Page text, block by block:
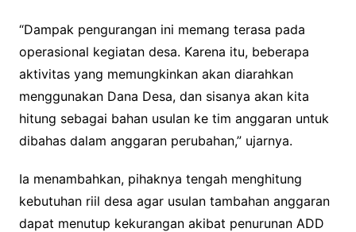
“Dampak pengurangan ini memang terasa pada
operasional kegiatan desa. Karena itu, beberapa
aktivitas yang memungkinkan akan diarahkan
menggunakan Dana Desa, dan sisanya akan kita
hitung sebagai bahan usulan ke tim anggaran untuk
dibahas dalam anggaran perubahan,” ujarnya.
Ia menambahkan, pihaknya tengah menghitung
kebutuhan riil desa agar usulan tambahan anggaran
dapat menutup kekurangan akibat penurunan ADD